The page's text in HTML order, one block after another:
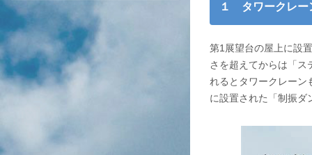
１ タワークレー
第1展望台の屋上に設
さを超えてからは「
れるとタワークレーン
に設置された「制振ダ